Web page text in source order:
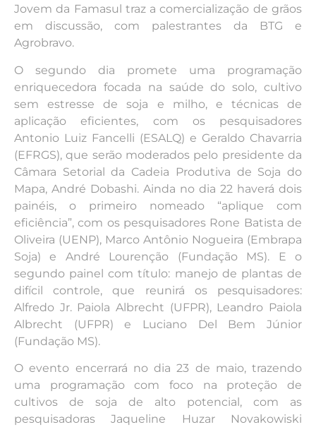
Jovem da Famasul traz a comercialização de grãos
em discussão, com palestrantes da BTG e
Agrobravo.
O segundo dia promete uma programação
enriquecedora focada na saúde do solo, cultivo
sem estresse de soja e milho, e técnicas de
aplicação eficientes, com os pesquisadores
Antonio Luiz Fancelli (ESALQ) e Geraldo Chavarria
(EFRGS), que serão moderados pelo presidente da
Câmara Setorial da Cadeia Produtiva de Soja do
Mapa, André Dobashi. Ainda no dia 22 haverá dois
painéis, o primeiro nomeado “aplique com
eficiência”, com os pesquisadores Rone Batista de
Oliveira (UENP), Marco Antônio Nogueira (Embrapa
Soja) e André Lourenção (Fundação MS). E o
segundo painel com título: manejo de plantas de
difícil controle, que reunirá os pesquisadores:
Alfredo Jr. Paiola Albrecht (UFPR), Leandro Paiola
Albrecht (UFPR) e Luciano Del Bem Júnior
(Fundação MS).
O evento encerrará no dia 23 de maio, trazendo
uma programação com foco na proteção de
cultivos de soja de alto potencial, com as
pesquisadoras Jaqueline Huzar Novakowiski